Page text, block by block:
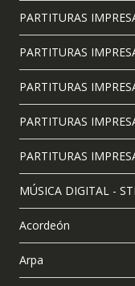
PARTITURAS
PARTITURAS
PARTITURAS
PARTITURAS
PARTITURAS
MÚSICA DIGITAL -
Acordeón
Arpa